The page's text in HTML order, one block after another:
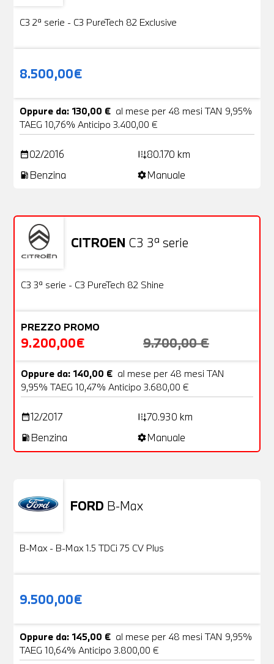
C3 2ª serie - C3 PureTech 82 Exclusive
8.500,00€
Oppure da: 130,00 € al mese per 48 mesi TAN 9,95%
TAEG 10,76% Anticipo 3.400,00 €
date_range02/2016 add_road80.170 km
local_gas_station Benzina settingsManuale
CITROEN C3 3ª serie
OFFERTA
Usato
C3 3ª serie - C3 PureTech 82 Shine
PREZZO PROMO
9.200,00€ 9.700,00 €
Oppure da: 140,00 € al mese per 48 mesi TAN
9,95% TAEG 10,47% Anticipo 3.680,00 €
date_range12/2017 add_road70.930 km
local_gas_station Benzina settingsManuale
FORD B-Max
B-Max - B-Max 1.5 TDCi 75 CV Plus
9.500,00€
Oppure da: 145,00 € al mese per 48 mesi TAN 9,95%
TAEG 10,64% Anticipo 3.800,00 €